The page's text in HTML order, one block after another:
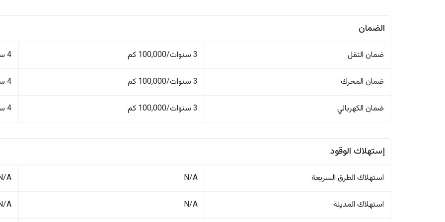
الضمان
ضمان النقل 3 سنوات/100,000 كم 4 سنوات/100,000 كم
ضمان المحرك 3 سنوات/100,000 كم 4 سنوات/100,000 كم
ضمان الكهربائي 3 سنوات/100,000 كم 4 سنوات/100,000 كم
إستهلاك الوقود
استهلاك الطرق السريعة N/A
A
استهلاك المدينة N/A
A